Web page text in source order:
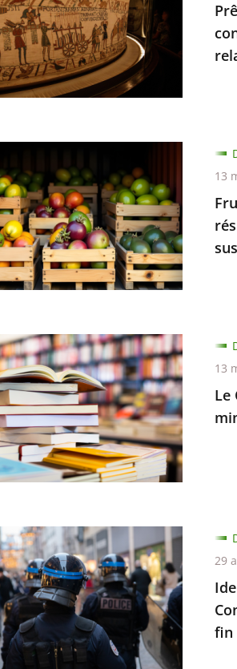
13
Le
13
fin
29